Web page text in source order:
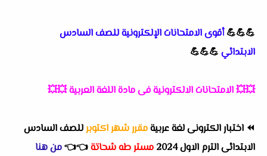
💪💪💪أقوى الامتحانات الإلكترونية للصف السادس
الابتدائي 💪💪💪
💥💥الامتحانات الالكترونية فى مادة اللغة العربية💥💥
⏪ اختبار الكترونى لغة عربيةمقرر شهر اكتوبرللصف السادس
الابتدائى الترم الاول 2024
مستر طه شحاتة👈
👈من هنا